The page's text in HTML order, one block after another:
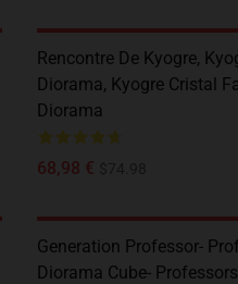
Rencontre De Kyogre,
Diorama, Kyogre Cristal
Diorama
68,98 €
Generation Professor-
Diorama Cube-